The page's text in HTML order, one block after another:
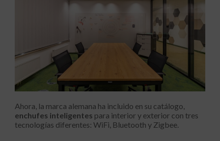
Ahora, la marca alemana ha incluido en su catálogo,
enchufes inteligentes para interior y exterior con tres
tecnologías diferentes: WiFi, Bluetooth y Zigbee.